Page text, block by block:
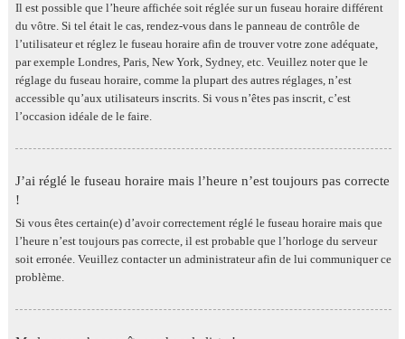
Il est possible que l’heure affichée soit réglée sur un fuseau horaire différent
du vôtre. Si tel était le cas, rendez-vous dans le panneau de contrôle de
l’utilisateur et réglez le fuseau horaire afin de trouver votre zone adéquate,
par exemple Londres, Paris, New York, Sydney, etc. Veuillez noter que le
réglage du fuseau horaire, comme la plupart des autres réglages, n’est
accessible qu’aux utilisateurs inscrits. Si vous n’êtes pas inscrit, c’est
l’occasion idéale de le faire.
J’ai réglé le fuseau horaire mais l’heure n’est toujours pas correcte
!
Si vous êtes certain(e) d’avoir correctement réglé le fuseau horaire mais que
l’heure n’est toujours pas correcte, il est probable que l’horloge du serveur
soit erronée. Veuillez contacter un administrateur afin de lui communiquer ce
problème.